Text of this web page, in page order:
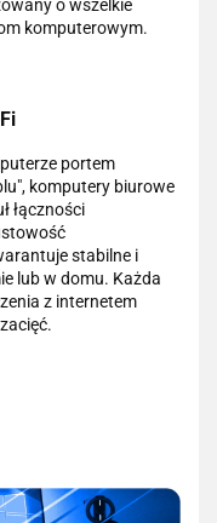
o wszelkie
komputerowym.
portem
komputery biurowe
łączności
stabilne i
lub w domu. Każda
z internetem